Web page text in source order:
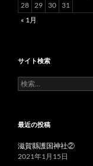
28 29 30
31
« 1月
サイト検索
検
索:
最近の投稿
滋賀縣護国神社②
2021年1月15日